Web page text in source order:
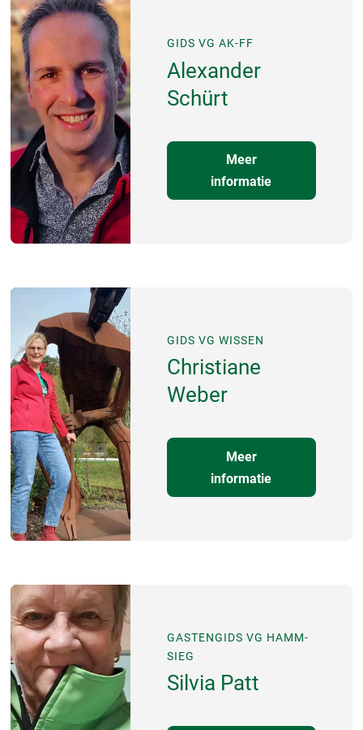
GIDS VG AK-FF
Alexander
Schürt
Meer
informatie
GIDS VG WISSEN
Christiane
Weber
Meer
informatie
GASTENGIDS VG HAMM-
SIEG
Silvia Patt